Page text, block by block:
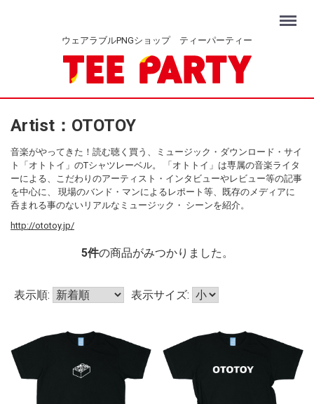
ウェアラブルPNGショップ ティーパーティー
Menu
Artist：OTOTOY
音楽がやってきた！読む聴く買う、ミュージック・ダウンロード・サイ
ト「オトトイ」のTシャツレーベル。 「オトトイ」は専属の音楽ライタ
ーによる、こだわりのアーティスト・インタビューやレビュー等の記事
を中心に、 現場のバンド・マンによるレポート等、既存のメディアに
呑まれる事のないリアルなミュージック・ シーンを紹介。
http://ototoy.jp/
5件の商品がみつかりました。
表示順: 表示サイズ: